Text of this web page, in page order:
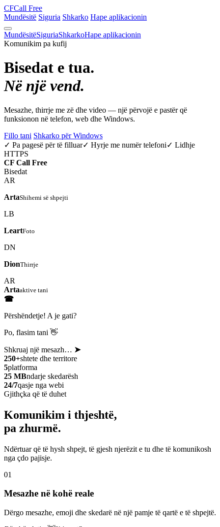
CFCall Free
Mundësitë Siguria Shkarko Hape aplikacionin
MundësitëSiguriaShkarkoHape aplikacionin
Komunikim pa kufij
Bisedat e tua.
Në një vend.
Mesazhe, thirrje me zë dhe video — një përvojë e pastër që
funksionon në telefon, web dhe Windows.
Fillo tani Shkarko për Windows
✓ Pa pagesë për të filluar✓ Hyrje me numër telefoni✓ Lidhje
HTTPS
CF Call Free
Bisedat
AR
ArtaShihemi së shpejti
LB
LeartFoto
DN
DionThirrje
AR
Artaaktive tani
☎
Përshëndetje! A je gati?
Po, flasim tani 👋
Shkruaj një mesazh… ➤
250+shtete dhe territore
5platforma
25 MBndarje skedarësh
24/7qasje nga webi
Gjithçka që të duhet
Komunikim i thjeshtë,
pa zhurmë.
Ndërtuar që të hysh shpejt, të gjesh njerëzit e tu dhe të komunikosh
nga çdo pajisje.
01
Mesazhe në kohë reale
Dërgo mesazhe, emoji dhe skedarë në një pamje të qartë e të shpejtë.